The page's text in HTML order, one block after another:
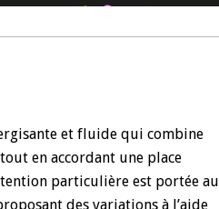
et fluide qui combine
en accordant une place
particulière est portée au
des variations à l’aide